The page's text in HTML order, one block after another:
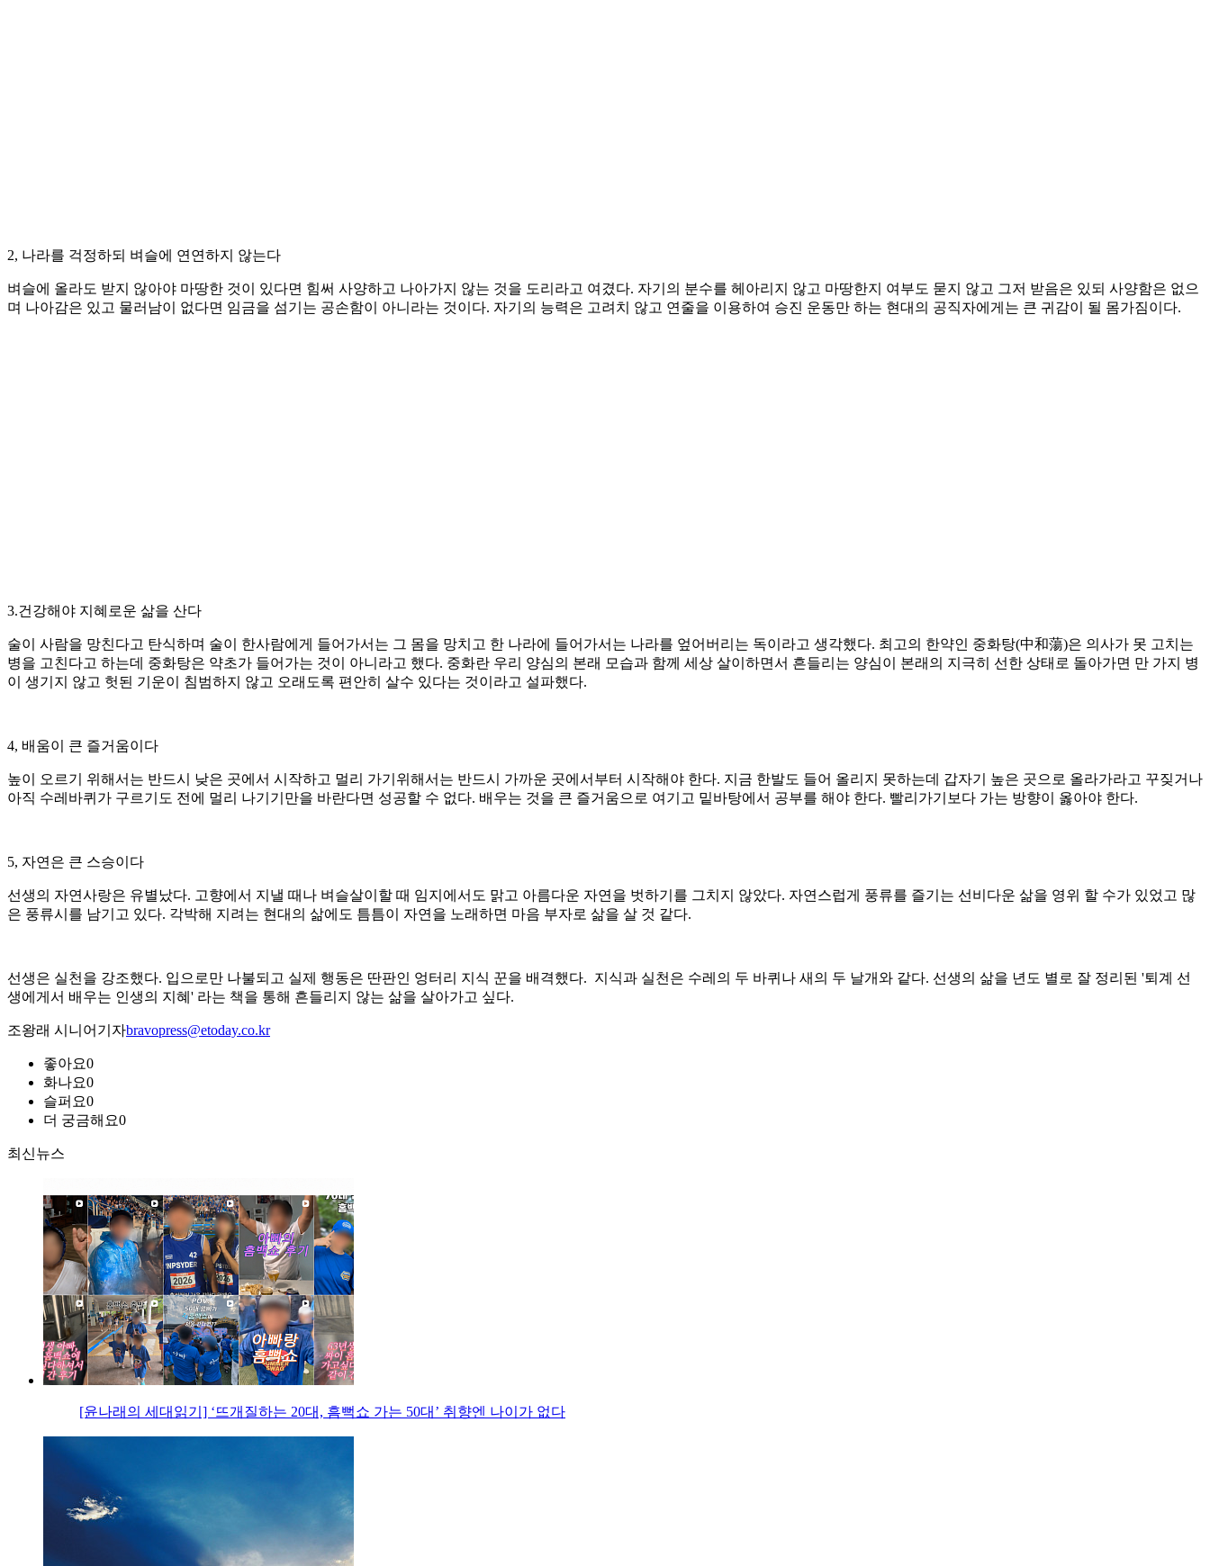
2, 나라를 걱정하되 벼슬에 연연하지 않는다
벼슬에 올라도 받지 않아야 마땅한 것이 있다면 힘써 사양하고 나아가지 않는 것을 도리라고 여겼다. 자기의 분수를 헤아리지 않고 마땅한지 여부도 묻지 않고 그저 받음은 있되 사양함은 없으
며 나아감은 있고 물러남이 없다면 임금을 섬기는 공손함이 아니라는 것이다. 자기의 능력은 고려치 않고 연줄을 이용하여 승진 운동만 하는 현대의 공직자에게는 큰 귀감이 될 몸가짐이다.
3.건강해야 지혜로운 삶을 산다
술이 사람을 망친다고 탄식하며 술이 한사람에게 들어가서는 그 몸을 망치고 한 나라에 들어가서는 나라를 엎어버리는 독이라고 생각했다. 최고의 한약인 중화탕(中和蕩)은 의사가 못 고치는
병을 고친다고 하는데 중화탕은 약초가 들어가는 것이 아니라고 했다. 중화란 우리 양심의 본래 모습과 함께 세상 살이하면서 흔들리는 양심이 본래의 지극히 선한 상태로 돌아가면 만 가지 병
이 생기지 않고 헛된 기운이 침범하지 않고 오래도록 편안히 살수 있다는 것이라고 설파했다.
4, 배움이 큰 즐거움이다
높이 오르기 위해서는 반드시 낮은 곳에서 시작하고 멀리 가기위해서는 반드시 가까운 곳에서부터 시작해야 한다. 지금 한발도 들어 올리지 못하는데 갑자기 높은 곳으로 올라가라고 꾸짖거나
아직 수레바퀴가 구르기도 전에 멀리 나기기만을 바란다면 성공할 수 없다. 배우는 것을 큰 즐거움으로 여기고 밑바탕에서 공부를 해야 한다. 빨리가기보다 가는 방향이 옳아야 한다.
5, 자연은 큰 스승이다
선생의 자연사랑은 유별났다. 고향에서 지낼 때나 벼슬살이할 때 임지에서도 맑고 아름다운 자연을 벗하기를 그치지 않았다. 자연스럽게 풍류를 즐기는 선비다운 삶을 영위 할 수가 있었고 많
은 풍류시를 남기고 있다. 각박해 지려는 현대의 삶에도 틈틈이 자연을 노래하면 마음 부자로 삶을 살 것 같다.
선생은 실천을 강조했다. 입으로만 나불되고 실제 행동은 딴판인 엉터리 지식 꾼을 배격했다. 지식과 실천은 수레의 두 바퀴나 새의 두 날개와 같다. 선생의 삶을 년도 별로 잘 정리된 '퇴계 선
생에게서 배우는 인생의 지혜' 라는 책을 통해 흔들리지 않는 삶을 살아가고 싶다.
조왕래 시니어기자bravopress@etoday.co.kr
좋아요0
화나요0
슬퍼요0
더 궁금해요0
최신뉴스
[윤나래의 세대읽기] ‘뜨개질하는 20대, 흠뻑쇼 가는 50대’ 취향엔 나이가 없다